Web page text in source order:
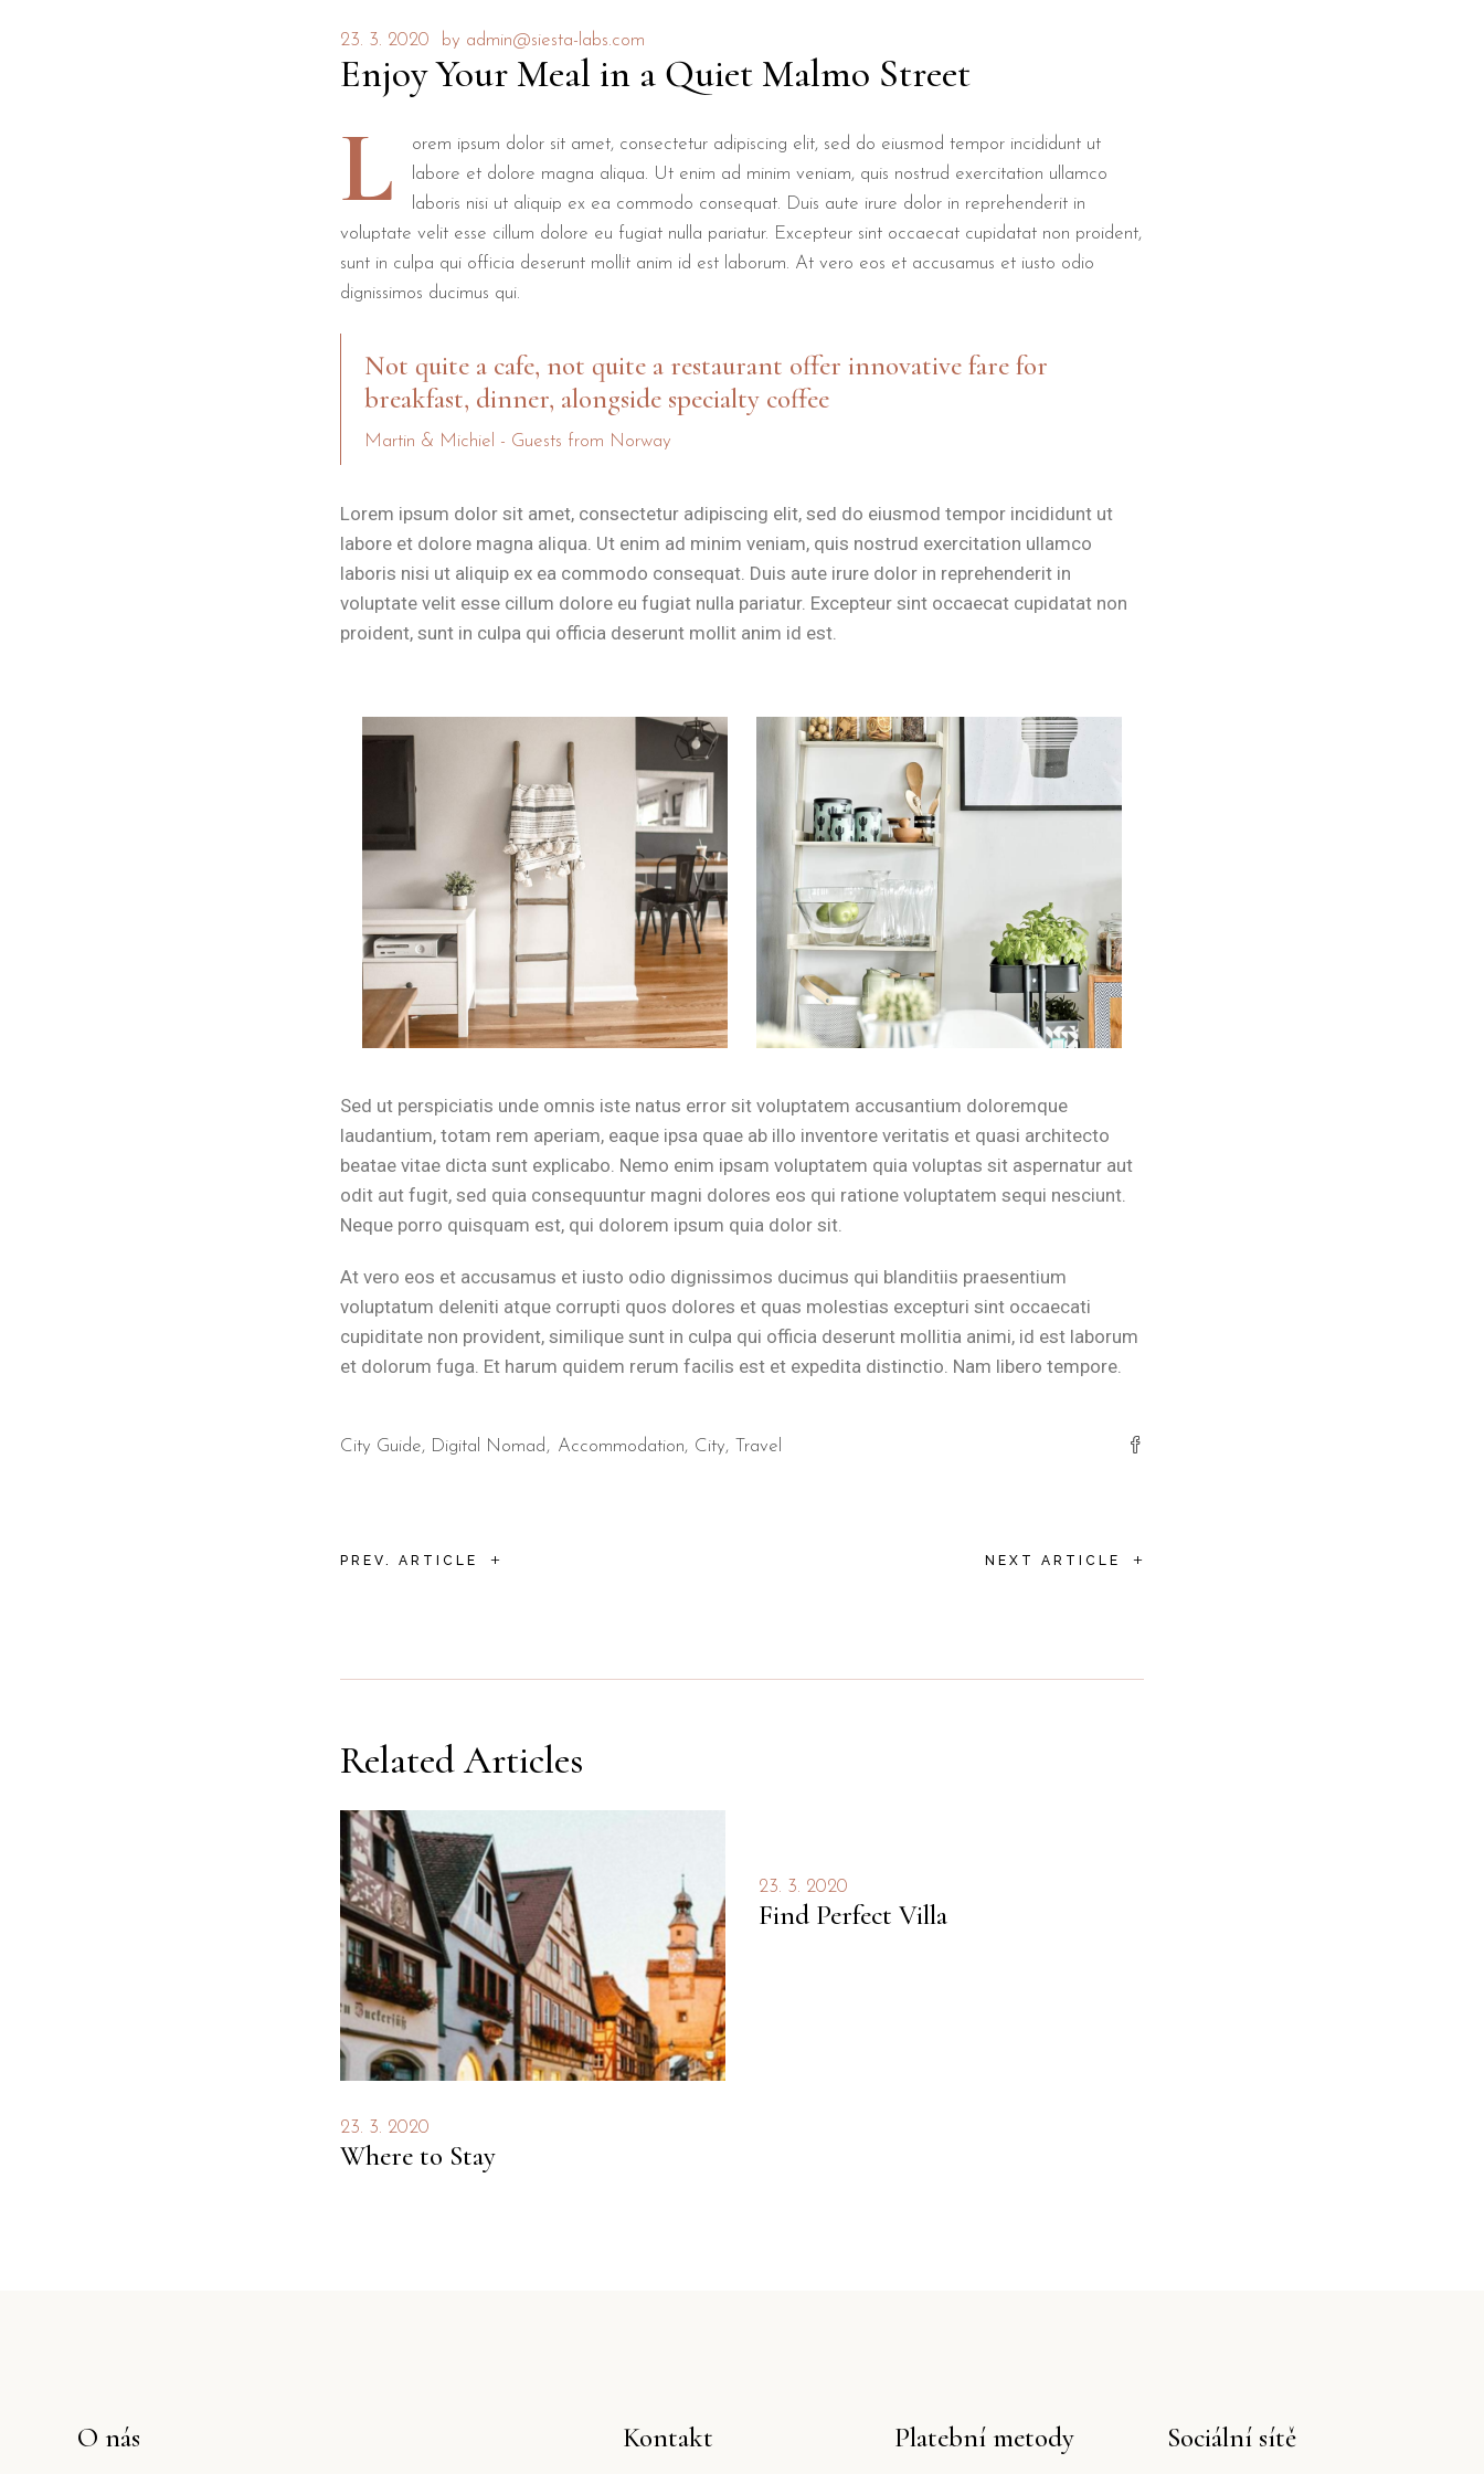
23. 3. 2020 by admin@siesta-labs.com
Enjoy Your Meal in a Quiet Malmo Street
L
orem ipsum dolor sit amet, consectetur adipiscing elit, sed do eiusmod tempor incididunt ut
labore et dolore magna aliqua. Ut enim ad minim veniam, quis nostrud exercitation ullamco
laboris nisi ut aliquip ex ea commodo consequat. Duis aute irure dolor in reprehenderit in
voluptate velit esse cillum dolore eu fugiat nulla pariatur. Excepteur sint occaecat cupidatat non proident,
sunt in culpa qui officia deserunt mollit anim id est laborum. At vero eos et accusamus et iusto odio
dignissimos ducimus qui.
Not quite a cafe, not quite a restaurant offer innovative fare for
breakfast, dinner, alongside specialty coffee
Martin & Michiel - Guests from Norway
Lorem ipsum dolor sit amet, consectetur adipiscing elit, sed do eiusmod tempor incididunt ut
labore et dolore magna aliqua. Ut enim ad minim veniam, quis nostrud exercitation ullamco
laboris nisi ut aliquip ex ea commodo consequat. Duis aute irure dolor in reprehenderit in
voluptate velit esse cillum dolore eu fugiat nulla pariatur. Excepteur sint occaecat cupidatat non
proident, sunt in culpa qui officia deserunt mollit anim id est.
Sed ut perspiciatis unde omnis iste natus error sit voluptatem accusantium doloremque
laudantium, totam rem aperiam, eaque ipsa quae ab illo inventore veritatis et quasi architecto
beatae vitae dicta sunt explicabo. Nemo enim ipsam voluptatem quia voluptas sit aspernatur aut
odit aut fugit, sed quia consequuntur magni dolores eos qui ratione voluptatem sequi nesciunt.
Neque porro quisquam est, qui dolorem ipsum quia dolor sit.
At vero eos et accusamus et iusto odio dignissimos ducimus qui blanditiis praesentium
voluptatum deleniti atque corrupti quos dolores et quas molestias excepturi sint occaecati
cupiditate non provident, similique sunt in culpa qui officia deserunt mollitia animi, id est laborum
et dolorum fuga. Et harum quidem rerum facilis est et expedita distinctio. Nam libero tempore.
City Guide, Digital Nomad Accommodation City Travel
PREV. ARTICLE + NEXT ARTICLE +
Related Articles
23. 3. 2020
Where to Stay
23. 3. 2020
Find Perfect Villa
O nás Kontakt Platební metody Sociální sítě